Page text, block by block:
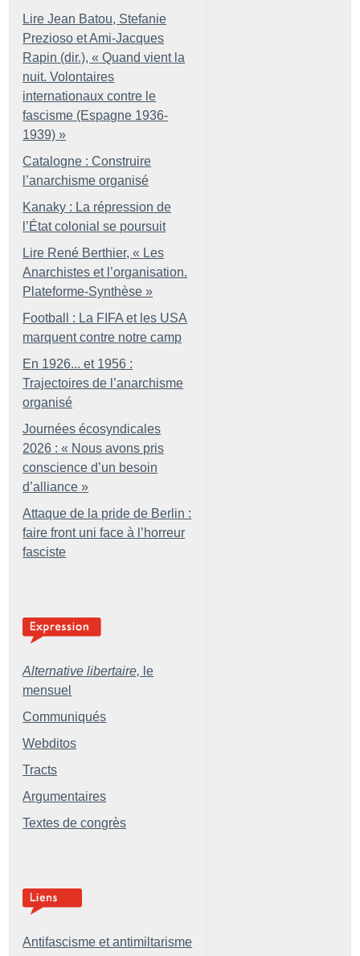
Lire Jean Batou, Stefanie
Prezioso et Ami-Jacques
Rapin (dir.), « Quand vient la
nuit. Volontaires
internationaux contre le
fascisme (Espagne 1936-
1939) »
Catalogne : Construire
l’anarchisme organisé
Kanaky : La répression de
l’État colonial se poursuit
Lire René Berthier, « Les
Anarchistes et l’organisation.
Plateforme-Synthèse »
Football : La FIFA et les USA
marquent contre notre camp
En 1926... et 1956 :
Trajectoires de l’anarchisme
organisé
Journées écosyndicales
2026 : « Nous avons pris
conscience d’un besoin
d’alliance »
Attaque de la pride de Berlin :
faire front uni face à l’horreur
fasciste
Alternative libertaire, le
mensuel
Communiqués
Webditos
Tracts
Argumentaires
Textes de congrès
Antifascisme et antimiltarisme